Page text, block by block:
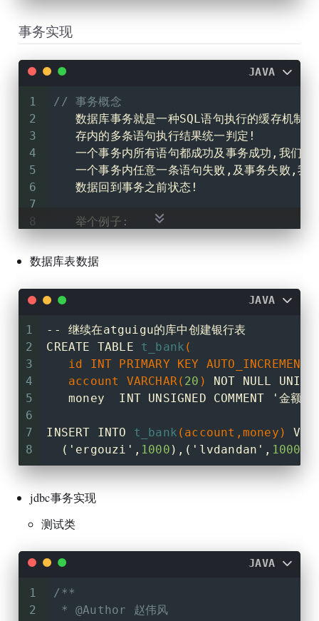
10
11
12
13
15
16
17
18
19
20
21
22
24
26
28
29
30
31
32
33
34
35
36
38
39
41
42
43
44
*
*/
@Test
public
() throws
//1.注册驱动
    Class.forName(
//2.获取连接
Connection
connection =
          (
"jdbc:mysql:///
//3.编写SQL语句结构
sql =
//4.创建预编译的statement，传入SQL语
     *
     */
PreparedStatement statement
for (int = 0 ; i <
//5.占位符赋值
        statement.setObject(
1
        statement.setObject(
3,"驴蛋蛋
//6.装车
        statement.addBatch();
    System.out.println(
事务实现
JAVA
1
2
3
4
5
6
7
8
9
10
12
13
14
15
16
17
18
19
20
21
23
24
26
28
30
31
// 事务概念
数据库事务就是一种SQL语句执行的缓存机制,
   存内的多条语句执行结果统一判定!
一个事务内所有语句都成功及事务成功,我们
一个事务内任意一条语句失败,及事务失败,
   数据回到事务之前状态!
   举个例子:
临近高考,你好吃懒做,偶尔还瞎花
           成绩
//优势
允许我们在失败情况下,数据回归到业务之前
//场景
**一个业务****涉及****多条修改****数据
例如: 经典的转账案例,转账业务(加钱和
         批量添加(涉及多个插入)
1. 原子性（Atomicity）原子性是指事务是一
  要么都不发生。
2.
隔离性（Isolation）事务的隔离性是指一
4. 持久性（Durability）持久性是指一个事务
数据库表数据
JAVA
1
2
3
4
5
6
7
8
-- 继续在atguigu的库中创建银行表
CREATE TABLE t_bank (
id INT PRIMARY KEY AUTO_INCREMENT
   account VARCHAR(
20 )
NOT NULL
   money  INT UNSIGNED COMMENT
'金额,
INSERT INTO t_bank (account,money)
  (
'ergouzi' , 1000 ),( 'lvdandan' , 1000
jdbc事务实现
测试类
JAVA
1
2
/**
* @Author 赵伟风